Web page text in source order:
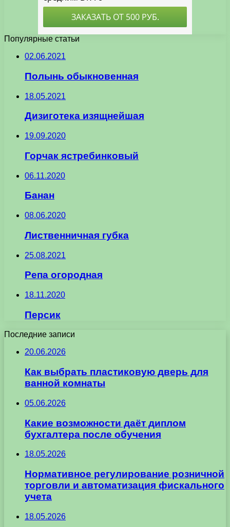
Популярные статьи
02.06.2021
Полынь обыкновенная
18.05.2021
Дизиготека изящнейшая
19.09.2020
Горчак ястребинковый
06.11.2020
Банан
08.06.2020
Лиственничная губка
25.08.2021
Репа огородная
18.11.2020
Персик
Последние записи
20.06.2026
Как выбрать пластиковую дверь для
ванной комнаты
05.06.2026
Какие возможности даёт диплом
бухгалтера после обучения
18.05.2026
Нормативное регулирование розничной
торговли и автоматизация фискального
учета
18.05.2026